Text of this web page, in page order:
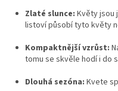
Zlaté slunce: Květy jsou
listoví působí tyto květy
Kompaktnější vzrůst:
tomu se skvěle hodí i do
Dlouhá sezóna: Kvete